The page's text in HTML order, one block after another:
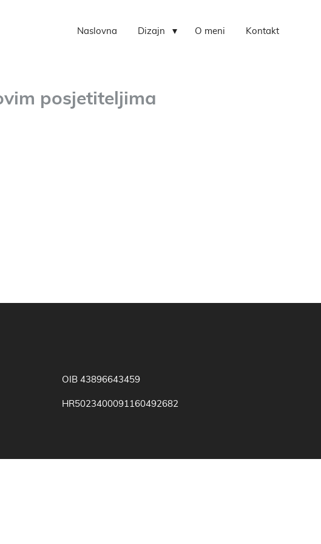
Naslovna Dizajn O meni Kontakt
posjetiteljima
OIB 43896643459
HR5023400091160492682